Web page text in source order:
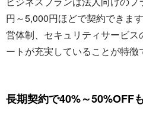
円～5,000円ほどで契約できま
営体制、セキュリティサービ
ートが充実していることが特徴
長期契約で40%～50%OFFも